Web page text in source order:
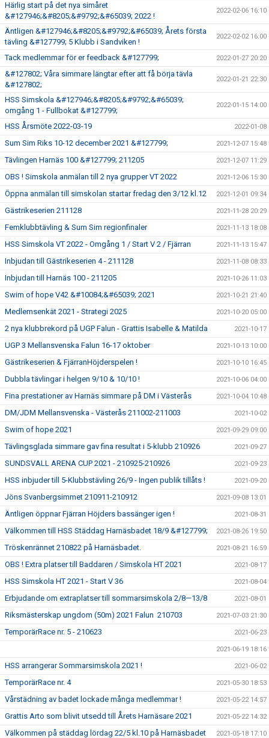
Härlig start på det nya simåret
&#127946;&#8205;&#9792;&#65039; 2022 !
2022-02-06 16:10
Äntligen &#127946;&#8205;&#9792;&#65039; Årets första
tävling &#127799; 5 Klubb i Sandviken !
2022-02-02 16:00
Tack medlemmar för er feedback &#127799; 2022-01-27 20:20
&#127802; Våra simmare längtar efter att få börja tävla
&#127802;
2022-01-21 22:30
HSS Simskola &#127946;&#8205;&#9792;&#65039;
omgång 1 - Fullbokat &#127799;
2022-01-15 14:00
HSS Årsmöte 2022-03-19 2022-01-08
Sum Sim Riks 10-12 december 2021 &#127799; 2021-12-07 15:48
Tävlingen Harnäs 100 &#127799; 211205 2021-12-07 11:29
OBS ! Simskola anmälan till 2 nya grupper VT 2022 2021-12-06 15:30
Öppna anmälan till simskolan startar fredag den 3/12 kl.12 2021-12-01 09:34
Gästrikeserien 211128 2021-11-28 20:29
Femklubbtävling & Sum Sim regionfinaler 2021-11-13 18:08
HSS Simskola VT 2022 - Omgång 1 / Start V 2 / Fjärran 2021-11-13 15:47
Inbjudan till Gästrikeserien 4 - 211128 2021-11-08 08:33
Inbjudan till Harnäs 100 - 211205 2021-10-26 11:03
Swim of hope V42 &#10084;&#65039; 2021 2021-10-21 21:40
Medlemsenkät 2021 - Strategi 2025 2021-10-20 05:00
2 nya klubbrekord på UGP Falun - Grattis Isabelle & Matilda 2021-10-17
UGP 3 Mellansvenska Falun 16-17 oktober 2021-10-13 10:00
Gästrikeserien & FjärranHöjderspelen ! 2021-10-10 16:45
Dubbla tävlingar i helgen 9/10 & 10/10 ! 2021-10-06 04:00
Fina prestationer av Harnäs simmare på DM i Västerås 2021-10-04 10:48
DM/JDM Mellansvenska - Västerås 211002-211003 2021-10-02
Swim of hope 2021 2021-09-29 09:00
Tävlingsglada simmare gav fina resultat i 5-klubb 210926 2021-09-27
SUNDSVALL ARENA CUP 2021 - 210925-210926 2021-09-23
HSS inbjuder till 5-Klubbstävling 26/9 - Ingen publik tillåts ! 2021-09-20
Jöns Svanbergsimmet 210911-210912 2021-09-08 13:01
Äntligen öppnar Fjärran Höjders bassänger igen ! 2021-08-31
Välkommen till HSS Städdag Harnäsbadet 18/9 &#127799; 2021-08-26 19:50
Tröskenrännet 210822 på Harnäsbadet. 2021-08-21 16:59
OBS ! Extra platser till Baddaren / Simskola HT 2021 2021-08-17
HSS Simskola HT 2021 - Start V 36 2021-08-04
Erbjudande om extraplatser till sommarsimskola 2/8—13/8 2021-08-01
Riksmästerskap ungdom (50m) 2021 Falun 210703 2021-07-03 21:30
TemporärRace nr. 5 - 210623 2021-06-23
2021-06-19 18:16
HSS arrangerar Sommarsimskola 2021 ! 2021-06-02
TemporärRace nr. 4 2021-05-30 18:53
Vårstädning av badet lockade många medlemmar ! 2021-05-22 14:57
Grattis Arto som blivit utsedd till Årets Harnäsare 2021 2021-05-22 14:32
Välkommen på städdag lördag 22/5 kl.10 på Harnäsbadet 2021-05-18 17:10